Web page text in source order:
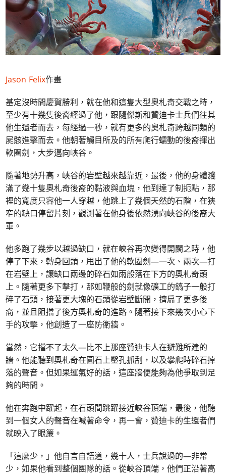
Jason Felix作畫
基定沒時間慶賀勝利，就在他和這隻大型奧札奇交戰之時，
至少有十幾隻後裔經過了他，跟隨傑斯和贊迪卡士兵們往其
他生還者而去，每經過一秒，就有更多的奧札奇跨越同類的
屍骸進擊而去。他朝著觸目所及的所有爬行蠕動的後裔揮出
軟圈劍，大步邁向峽谷。
隨著地勢升高，峽谷的岩壁越來越靠近，最後，他的身體濺
滿了幾十隻奧札奇後裔的黏液與血塊，他到達了制扼點，那
裡的寬度只容他一人穿越，他跳上了幾個天然的石階，在狹
窄的缺口停留片刻，觀測著在他身後依然湧向峽谷的後裔大
軍。
他多跑了幾步以越過缺口，就在峽谷再次變得開闊之時，他
停了下來，轉身回頭，甩出了他的軟圈劍—一次、兩次—打
在岩壁上，讓缺口兩邊的碎石如雨般落在下方的奧札奇頭
上。隨著更多下擊打，那如鞭般的劍就像礦工的鎬子一般打
碎了石頭，接著更大塊的石頭從岩壁斷開，擠扁了更多後
裔，並且阻擋了後方奧札奇的進路。隨著接下來幾次小心下
手的攻擊，他創造了一座防衛牆。
當然，它擋不了太久—比不上那座贊迪卡人在避難所建的
牆。他能聽到奧札奇在圓石上鑿孔抓刮，以及攀爬時碎石掉
落的聲音。但如果運氣好的話，這座牆便能夠為他爭取到足
夠的時間。
他在奔跑中躍起，在石頭間跳躍接近峽谷頂端，最後，他聽
到一個女人的聲音在喊著命令，再一會，贊迪卡的生還者們
就映入了眼簾。
「這麼少，」他自言自語道，幾十人，士兵說過的—非常
少，如果他看到整個團隊的話。從峽谷頂端，他們正沿著高